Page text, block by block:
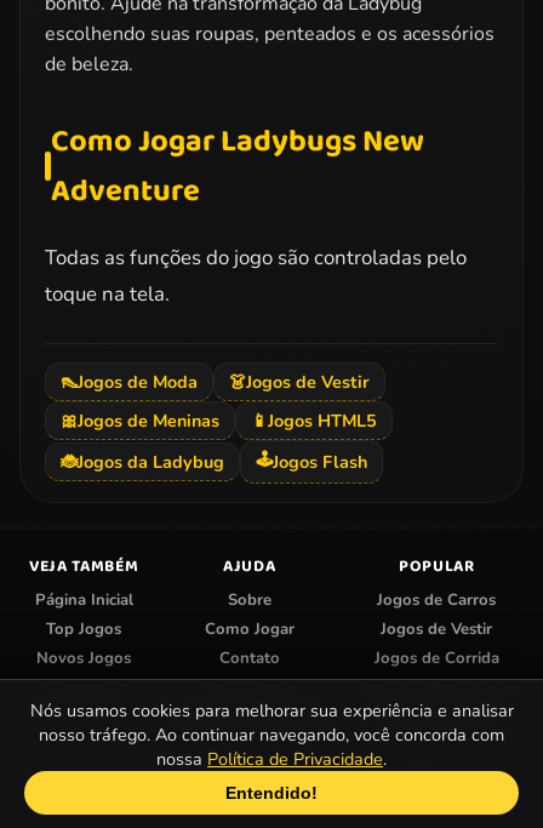
escolhendo suas roupas, penteados e os acessórios
de beleza.
Como Jogar Ladybugs New
Adventure
Todas as funções do jogo são controladas pelo
toque na tela.
👠Jogos de Moda 👗Jogos de Vestir
🎀Jogos de Meninas 📱 Jogos HTML5
🐞Jogos da Ladybug 🕹️Jogos Flash
VEJA TAMBÉM
Página Inicial
Top Jogos
Novos Jogos
Categorias
AJUDA
Sobre
Como Jogar
Contato
Enviar Jogo
Centro de Privacidade
POPULAR
Jogos de Carros
Jogos de Vestir
Jogos de Corrida
Jogos do Papa Louie
Jogos de Colorir
© 2026 Papa Jogos — Jogos Online Grátis.
Nós usamos cookies para melhorar sua experiência e analisar
nosso tráfego. Ao continuar navegando, você concorda com
nossa Política de Privacidade.
Entendido!